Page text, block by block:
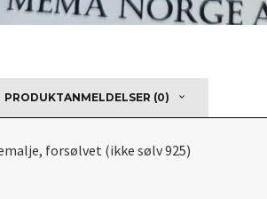
PRODUKTANMELDELSER (0)
forsølvet (ikke sølv 925)